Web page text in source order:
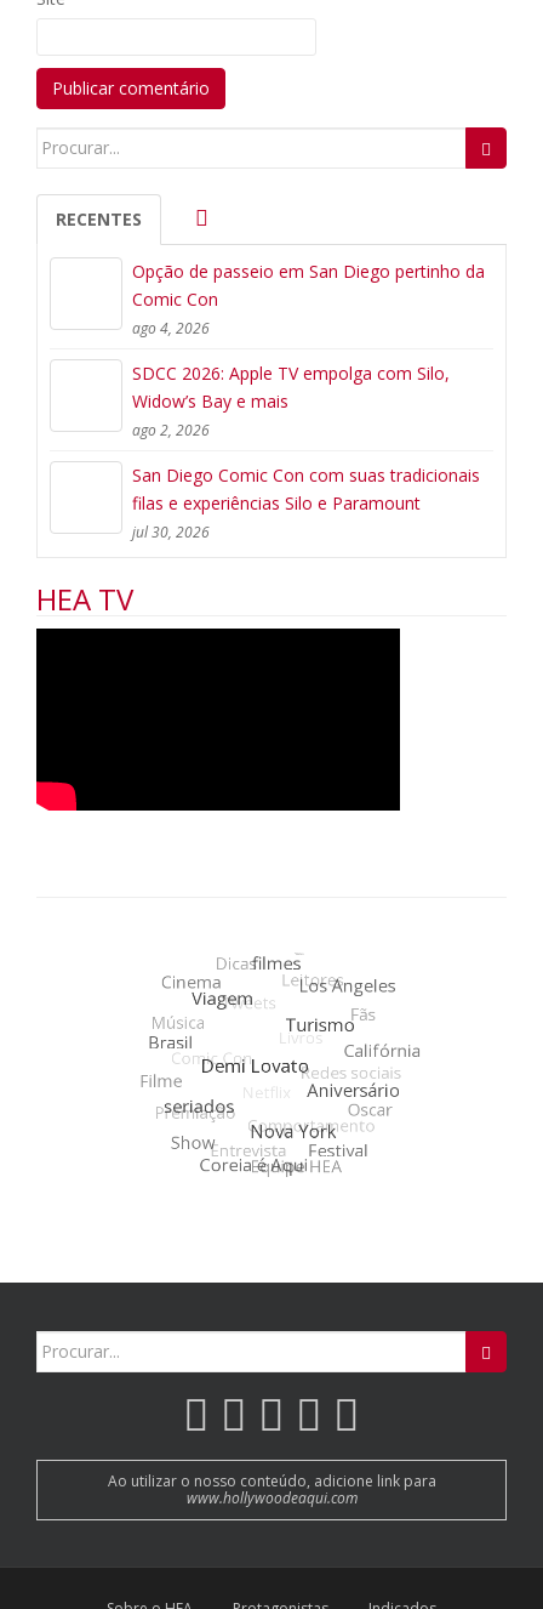
Search
RECENTES
Opção de passeio em San Diego pertinho da
Comic Con
ago 4, 2026
SDCC 2026: Apple TV empolga com Silo,
Widow’s Bay e mais
ago 2, 2026
San Diego Comic Con com suas tradicionais
filas e experiências Silo e Paramount
jul 30, 2026
HEA TV
Search
Ao utilizar o nosso conteúdo, adicione link para
www.hollywoodeaqui.com